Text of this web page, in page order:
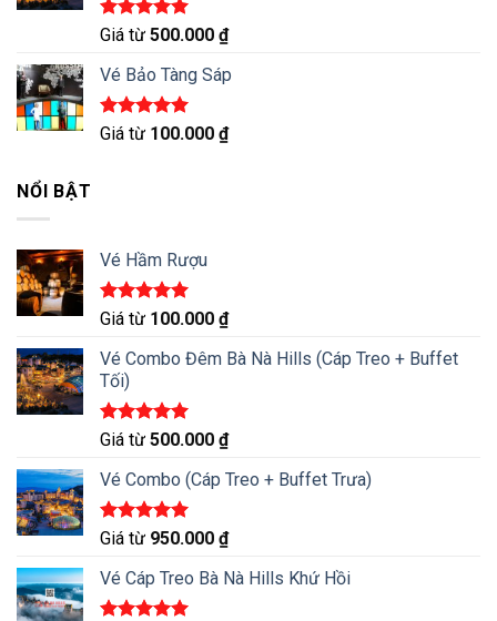
Được xếp
5 sao
Giá từ 500.000 ₫
Vé Bảo Tàng Sáp
Được xếp
Giá từ 100.000 ₫
NỔI BẬT
Vé Hầm Rượu
Được xếp
5 sao
Giá từ 100.000 ₫
Vé Combo Đêm Bà Nà Hills (Cáp Treo + Buffet
Tối)
Được xếp
5 sao
Giá từ 500.000 ₫
Vé Combo (Cáp Treo + Buffet Trưa)
Được xếp
5 sao
Giá từ 950.000 ₫
Vé Cáp Treo Bà Nà Hills Khứ Hồi